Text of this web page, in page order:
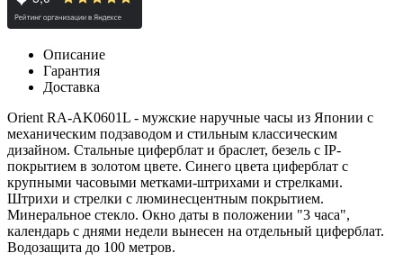
Описание
Гарантия
Доставка
Orient RA-AK0601L - мужские наручные часы из Японии с
механическим подзаводом и стильным классическим
дизайном. Стальные циферблат и браслет, безель с IP-
покрытием в золотом цвете. Синего цвета циферблат с
крупными часовыми метками-штрихами и стрелками.
Штрихи и стрелки с люминесцентным покрытием.
Минеральное стекло. Окно даты в положении "3 часа",
календарь с днями недели вынесен на отдельный циферблат.
Водозащита до 100 метров.